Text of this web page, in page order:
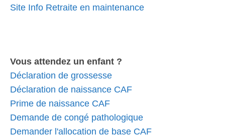
Site Info Retraite en maintenance
Vous attendez un enfant ?
Déclaration de grossesse
Déclaration de naissance CAF
Prime de naissance CAF
Demande de congé pathologique
Demander l'allocation de base CAF